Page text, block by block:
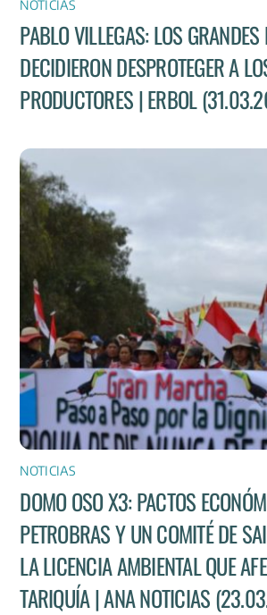
NOTICIAS
PABLO VILLEGAS: LOS
DECIDIERON DESPROTEGER A
PRODUCTORES | ERBOL
NOTICIAS
DOMO OSO X3: PACTOS
PETROBRAS Y UN COMITÉ DE
LA LICENCIA AMBIENTAL QUE
TARIQUÍA | ANA NOTICIAS